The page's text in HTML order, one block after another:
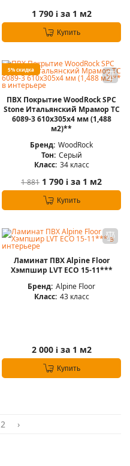
1 790 iза 1 м2
Купить
5% скидка
ПВХ Покрытие WoodRock SPC
Stone Итальянский Мрамор TC
6089-3 610х305х4 мм (1,488
м2)**
Бренд: WoodRock
Тон: Серый
Класс: 34 класс
1 881 1 790 i за 1 м2
Купить
Ламинат ПВХ Alpine Floor
Хэмпшир LVT ЕСО 15-11***
Бренд: Alpine Floor
Класс: 43 класс
2 000 iза 1 м2
Купить
2 ›